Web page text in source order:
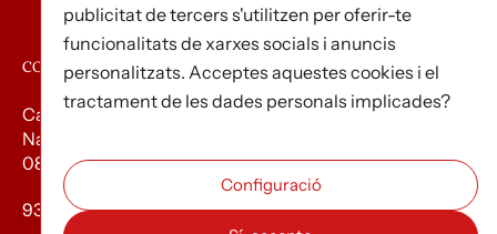
CONTACTE
Carrer d’Edison, 3
Nau A. Polígon industrial Les Torrenteres
08754 El Papiol
93 673 12 12
publicitat de tercers s'utilitzen per oferir-te
funcionalitats de xarxes socials i anuncis
personalitzats. Acceptes aquestes cookies i el
tractament de les dades personals implicades?